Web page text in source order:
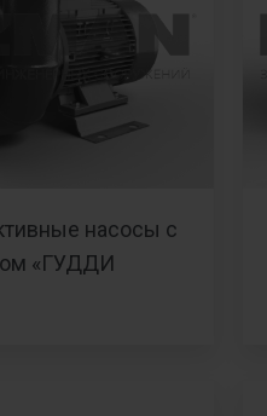
насосы с
«ГУДДИ